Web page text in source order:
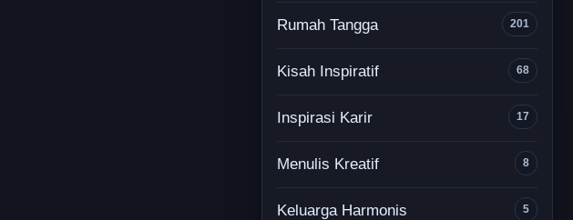
Rumah Tangga 201
Kisah Inspiratif 68
Inspirasi Karir 17
Menulis Kreatif 8
Keluarga Harmonis 5